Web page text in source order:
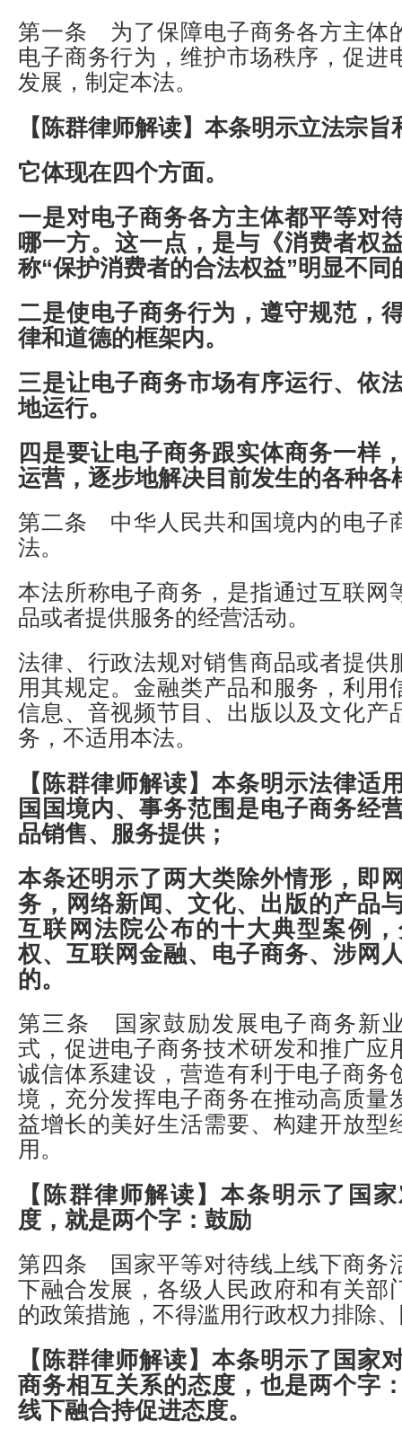
第一条 为了保障电子商务各方主体
电子商务行为，维护市场秩序，促进
发展，制定本法。
【陈群律师解读】 本条明示立法宗旨
它体现在四个方面。
一是对电子商务各方主体都平等对
哪一方。这一点，是与《消费者权
称“保护消费者的合法权益”明显不同
二是使电子商务行为，遵守规范，
律和道德的框架内。
三是让电子商务市场有序运行、依
地运行。
四是要让电子商务跟实体商务一样
运营，逐步地解决目前发生的各种各
第二条 中华人民共和国境内的电子
法。
本法所称电子商务，是指通过互联网
品或者提供服务的经营活动。
法律、行政法规对销售商品或者提供
用其规定。金融类产品和服务，利用
信息、音视频节目、出版以及文化产
务，不适用本法。
【陈群律师解读】 本条明示法律适
国国境内、事务范围是电子商务经
品销售、服务提供；
本条还明示了两大类除外情形，即
务，网络新闻、文化、出版的产品
互联网法院公布的十大典型案例
权、互联网金融、电子商务、涉网
的。
第三条 国家鼓励发展电子商务新
式，促进电子商务技术研发和推广应
诚信体系建设，营造有利于电子商务
境，充分发挥电子商务在推动高质量
益增长的美好生活需要、构建开放型
用。
【陈群律师解读】本条明示了国
度，就是两个字：鼓励
第四条 国家平等对待线上线下商务
下融合发展，各级人民政府和有关部
的政策措施，不得滥用行政权力排除
【陈群律师解读】 本条明示了国家
商务相互关系的态度，也是两个字
线下融合持促进态度。